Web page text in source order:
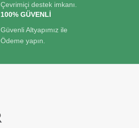
Çevrimiçi destek imkanı.
100% GÜVENLİ
Güvenli Altyapımız ile
Ödeme yapın.